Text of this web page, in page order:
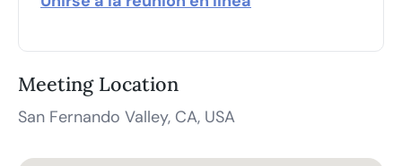
Meeting Location
San Fernando Valley, CA, USA